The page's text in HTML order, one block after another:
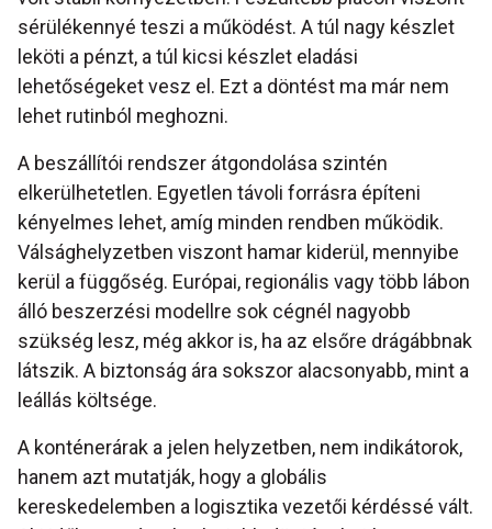
sérülékennyé teszi a működést. A túl nagy készlet
leköti a pénzt, a túl kicsi készlet eladási
lehetőségeket vesz el. Ezt a döntést ma már nem
lehet rutinból meghozni.
A beszállítói rendszer átgondolása szintén
elkerülhetetlen. Egyetlen távoli forrásra építeni
kényelmes lehet, amíg minden rendben működik.
Válsághelyzetben viszont hamar kiderül, mennyibe
kerül a függőség. Európai, regionális vagy több lábon
álló beszerzési modellre sok cégnél nagyobb
szükség lesz, még akkor is, ha az elsőre drágábbnak
látszik. A biztonság ára sokszor alacsonyabb, mint a
leállás költsége.
A konténerárak a jelen helyzetben, nem indikátorok,
hanem azt mutatják, hogy a globális
kereskedelemben a logisztika vezetői kérdéssé vált.